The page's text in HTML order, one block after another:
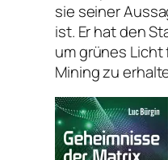
sie seiner
ist. Er hat den
um grünes
Mining zu